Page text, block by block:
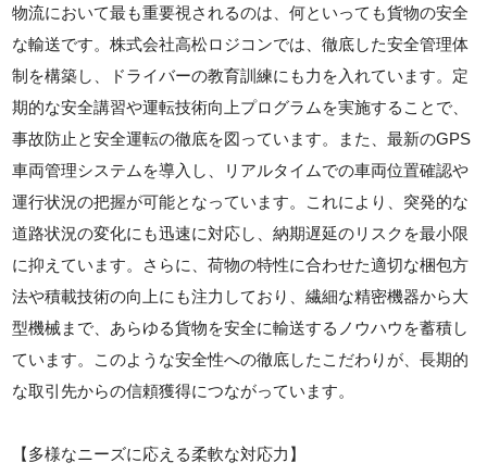
物流において最も重要視されるのは、何といっても貨物の安全
な輸送です。株式会社高松ロジコンでは、徹底した安全管理体
制を構築し、ドライバーの教育訓練にも力を入れています。定
期的な安全講習や運転技術向上プログラムを実施することで、
事故防止と安全運転の徹底を図っています。また、最新のGPS
車両管理システムを導入し、リアルタイムでの車両位置確認や
運行状況の把握が可能となっています。これにより、突発的な
道路状況の変化にも迅速に対応し、納期遅延のリスクを最小限
に抑えています。さらに、荷物の特性に合わせた適切な梱包方
法や積載技術の向上にも注力しており、繊細な精密機器から大
型機械まで、あらゆる貨物を安全に輸送するノウハウを蓄積し
ています。このような安全性への徹底したこだわりが、長期的
な取引先からの信頼獲得につながっています。
【多様なニーズに応える柔軟な対応力】